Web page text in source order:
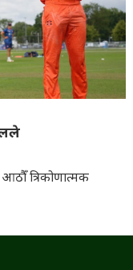
त्रिकोणात्मक